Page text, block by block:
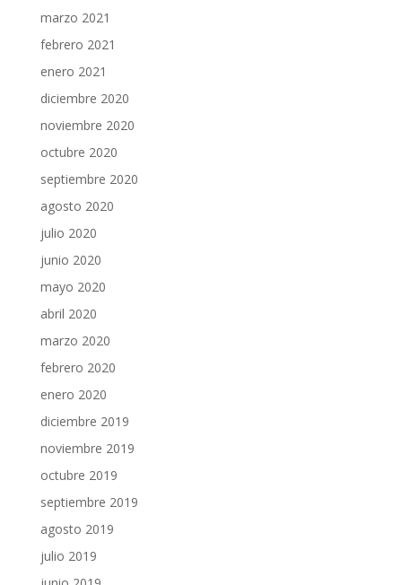
marzo 2021
febrero 2021
enero 2021
diciembre 2020
noviembre 2020
octubre 2020
septiembre 2020
agosto 2020
julio 2020
junio 2020
mayo 2020
abril 2020
marzo 2020
febrero 2020
enero 2020
diciembre 2019
noviembre 2019
octubre 2019
septiembre 2019
agosto 2019
julio 2019